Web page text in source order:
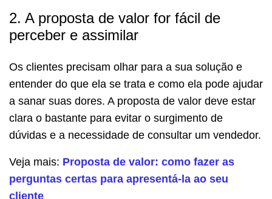
2. A proposta de valor for fácil de
perceber e assimilar
Os clientes precisam olhar para a sua solução e
entender do que ela se trata e como ela pode ajudar
a sanar suas dores. A proposta de valor deve estar
clara o bastante para evitar o surgimento de
dúvidas e a necessidade de consultar um vendedor.
Veja mais: Proposta de valor: como fazer as
perguntas certas para apresentá-la ao seu
cliente